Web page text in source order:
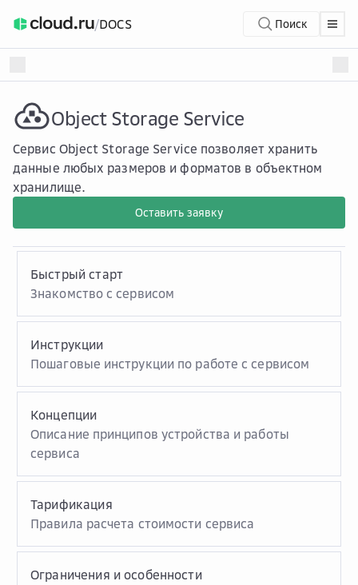
/DOCS Поиск
Object Storage Service
Сервис Object Storage Service позволяет хранить
данные любых размеров и форматов в объектном
хранилище.
Оставить заявку
Быстрый старт
Знакомство с сервисом
Инструкции
Пошаговые инструкции по работе с сервисом
Концепции
Описание принципов устройства и работы
сервиса
Тарификация
Правила расчета стоимости сервиса
Ограничения и особенности